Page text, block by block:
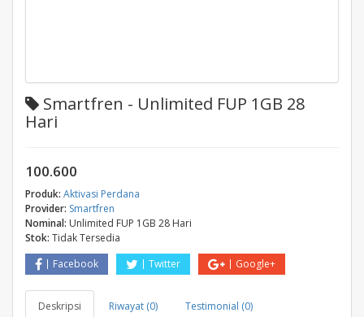
Smartfren - Unlimited FUP 1GB 28
Hari
100.600
Produk: Aktivasi Perdana
Provider: Smartfren
Nominal: Unlimited FUP 1GB 28 Hari
Stok: Tidak Tersedia
Facebook
Twitter Google+
Deskripsi Riwayat (0) Testimonial (0)